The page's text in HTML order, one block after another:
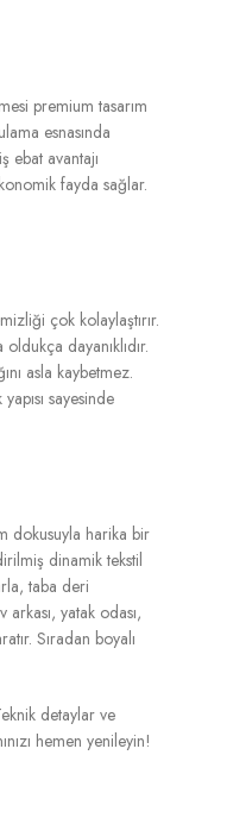
premium tasarım
esnasında
ebat avantajı
fayda sağlar.
çok kolaylaştırır.
dayanıklıdır.
asla kaybetmez.
sayesinde
dokusuyla harika bir
dinamik tekstil
taba deri
yatak odası,
Sıradan boyalı
detaylar ve
hemen yenileyin!